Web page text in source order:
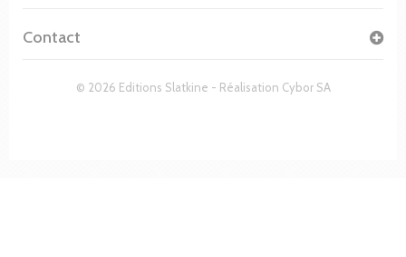
© 2026 Editions Slatkine - Réalisation Cybor SA
Contact